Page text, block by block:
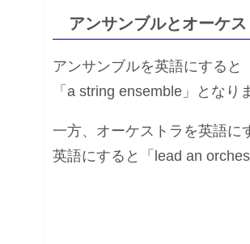
アンサンブルとオーケ
アンサンブルを英語にすると
「a string ensemble」となり
一方、オーケストラを英語に
英語にすると「lead an